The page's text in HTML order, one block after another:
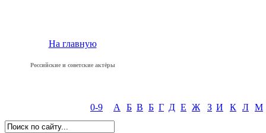
На главную
Российские и советские актёры
0-9 А Б В Б Г Д Е Ж З И К Л М